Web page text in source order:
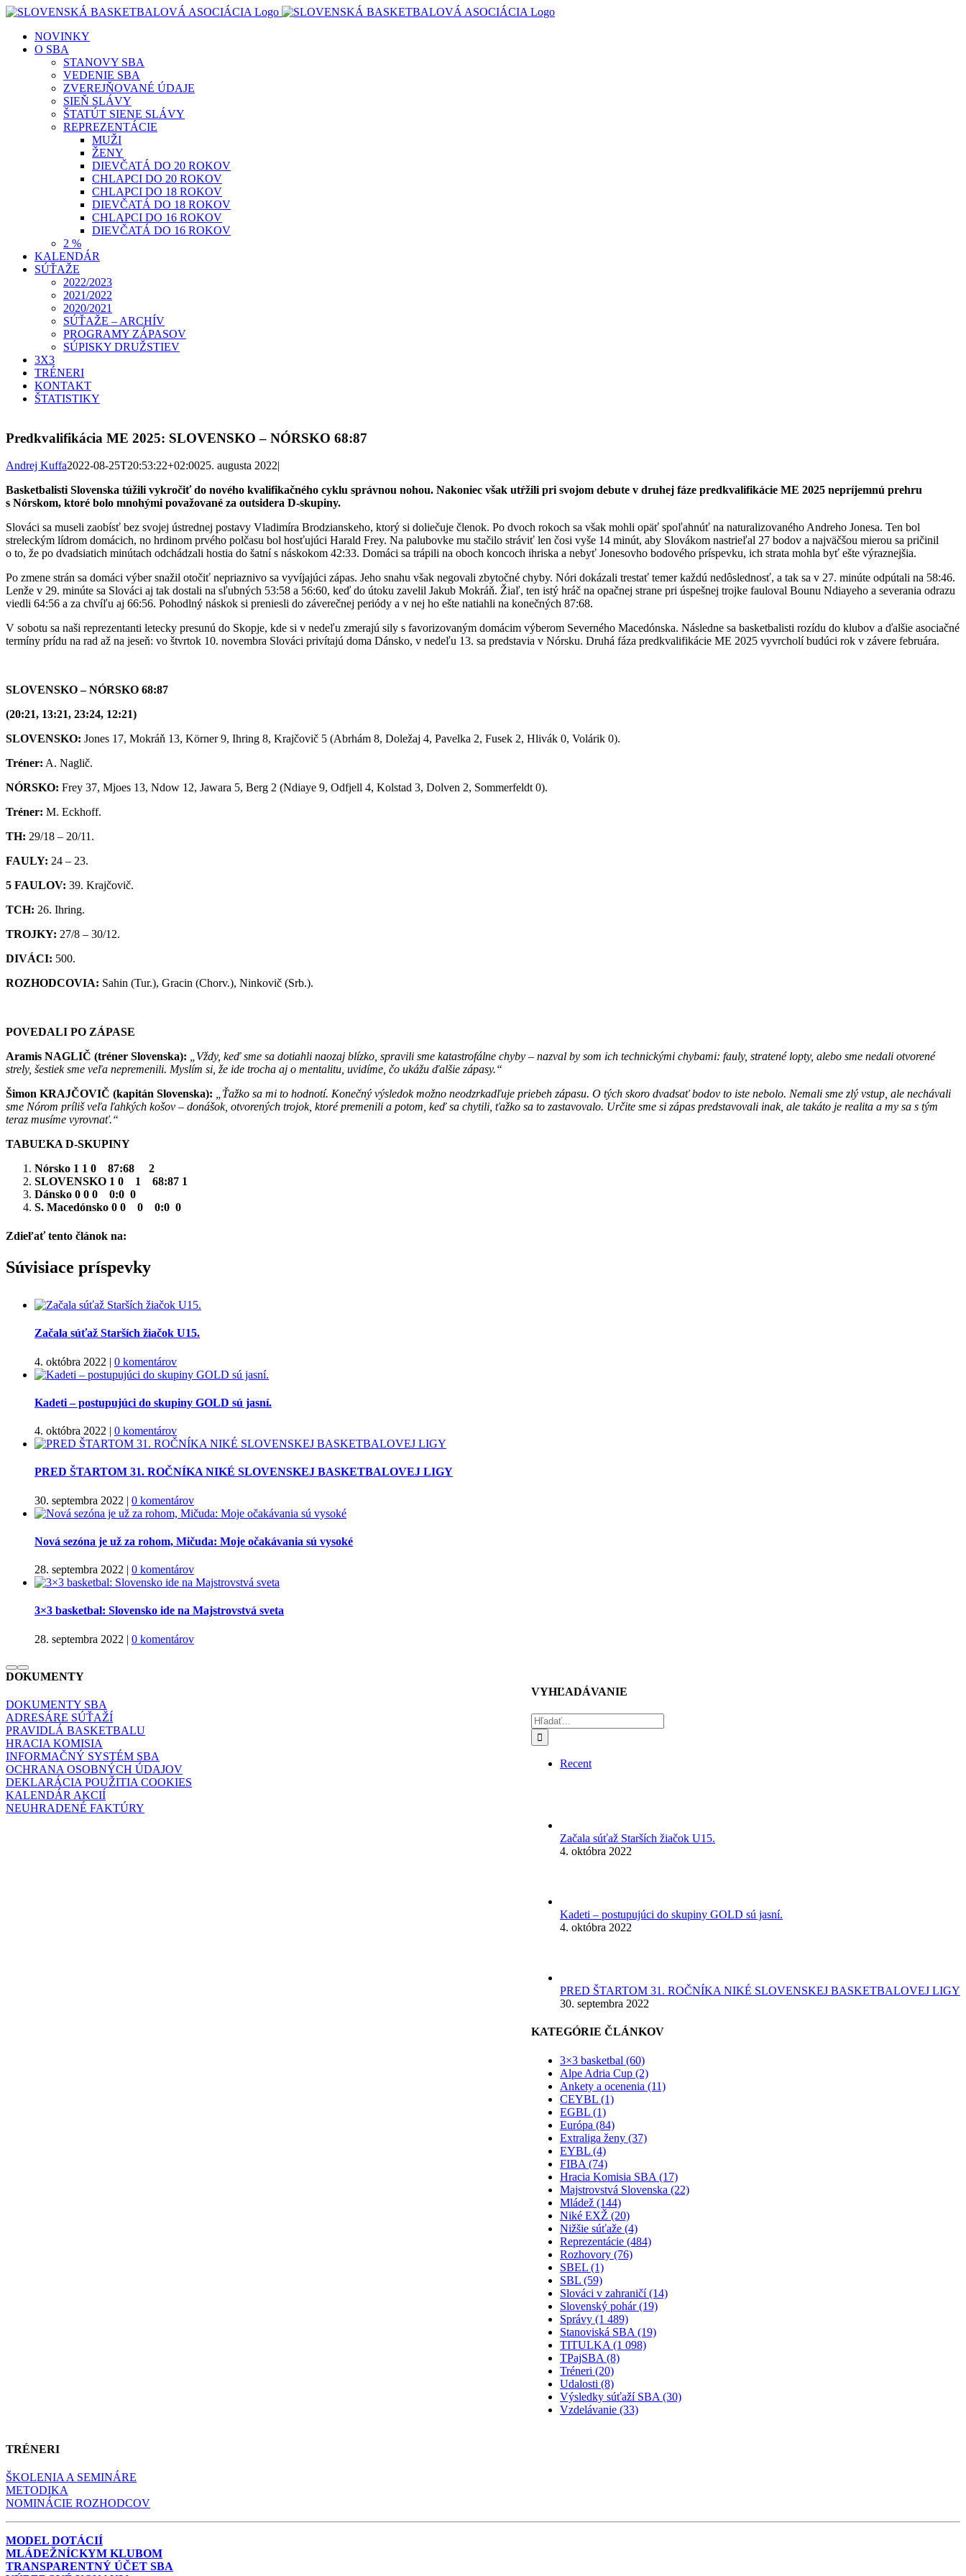
Skip
contentNOVINKY
O SBA
STANOVY SBA
VEDENIE SBA
ZVEREJŇOVANÉ ÚDAJE
SIEŇ SLÁVY
ŠTATÚT SIENE SLÁVY
REPREZENTÁCIE
MUŽI
ŽENY
DIEVČATÁ DO 20 ROKOV
CHLAPCI DO 20 ROKOV
CHLAPCI DO 18 ROKOV
DIEVČATÁ DO 18 ROKOV
CHLAPCI DO 16 ROKOV
DIEVČATÁ DO 16 ROKOV
2 %
KALENDÁR
SÚŤAŽE
2022/2023
2021/2022
2020/2021
SÚŤAŽE – ARCHÍV
PROGRAMY ZÁPASOV
SÚPISKY DRUŽSTIEV
3X3
TRÉNERI
KONTAKT
ŠTATISTIKY
Predkvalifikácia ME 2025: SLOVENSKO – NÓRSKO 68:87
Andrej Kuffa2022-08-25T20:53:22+02:0025. augusta 2022|
Basketbalisti Slovenska túžili vykročiť do nového kvalifikačného cyklu správnou nohou. Nakoniec však utŕžili pri svojom debute v druhej fáze predkvalifikácie ME 2025 nepríjemnú prehru
s Nórskom, ktoré bolo mnohými považované za outsidera D-skupiny.
Slováci sa museli zaobísť bez svojej ústrednej postavy Vladimíra Brodzianskeho, ktorý si doliečuje členok. Po dvoch rokoch sa však mohli opäť spoľahnúť na naturalizovaného Andreho Jonesa. Ten bol
streleckým lídrom domácich, no hrdinom prvého polčasu bol hosťujúci Harald Frey. Na palubovke mu stačilo stráviť len čosi vyše 14 minút, aby Slovákom nastrieľal 27 bodov a najväčšou mierou sa pričinil
o to, že po dvadsiatich minútach odchádzali hostia do šatní s náskokom 42:33. Domáci sa trápili na oboch koncoch ihriska a nebyť Jonesovho bodového príspevku, ich strata mohla byť ešte výraznejšia.
Po zmene strán sa domáci výber snažil otočiť nepriaznivo sa vyvíjajúci zápas. Jeho snahu však negovali zbytočné chyby. Nóri dokázali trestať temer každú nedôslednosť, a tak sa v 27. minúte odpútali na 58:46.
Lenže v 29. minúte sa Slováci aj tak dostali na sľubných 53:58 a 56:60, keď do útoku zavelil Jakub Mokráň. Žiaľ, ten istý hráč na opačnej strane pri úspešnej trojke fauloval Bounu Ndiayeho a severania odrazu
viedli 64:56 a za chvíľu aj 66:56. Pohodlný náskok si preniesli do záverečnej periódy a v nej ho ešte natiahli na konečných 87:68.
V sobotu sa naši reprezentanti letecky presunú do Skopje, kde si v nedeľu zmerajú sily s favorizovaným domácim výberom Severného Macedónska. Následne sa basketbalisti rozídu do klubov a ďalšie asociačné
termíny prídu na rad až na jeseň: vo štvrtok 10. novembra Slováci privítajú doma Dánsko, v nedeľu 13. sa predstavia v Nórsku. Druhá fáza predkvalifikácie ME 2025 vyvrcholí budúci rok v závere februára.
SLOVENSKO – NÓRSKO 68:87
(20:21, 13:21, 23:24, 12:21)
SLOVENSKO: Jones 17, Mokráň 13, Körner 9, Ihring 8, Krajčovič 5 (Abrhám 8, Doležaj 4, Pavelka 2, Fusek 2, Hlivák 0, Volárik 0).
Tréner: A. Naglič.
NÓRSKO: Frey 37, Mjoes 13, Ndow 12, Jawara 5, Berg 2 (Ndiaye 9, Odfjell 4, Kolstad 3, Dolven 2, Sommerfeldt 0).
Tréner: M. Eckhoff.
TH: 29/18 – 20/11.
FAULY: 24 – 23.
5 FAULOV: 39. Krajčovič.
TCH: 26. Ihring.
TROJKY: 27/8 – 30/12.
DIVÁCI: 500.
ROZHODCOVIA: Sahin (Tur.), Gracin (Chorv.), Ninkovič (Srb.).
POVEDALI PO ZÁPASE
Aramis NAGLIČ (tréner Slovenska): „Vždy, keď sme sa dotiahli naozaj blízko, spravili sme katastrofálne chyby – nazval by som ich technickými chybami: fauly, stratené lopty, alebo sme nedali otvorené
strely, šestiek sme veľa nepremenili. Myslím si, že ide trocha aj o mentalitu, uvidíme, čo ukážu ďalšie zápasy.“
Šimon KRAJČOVIČ (kapitán Slovenska): „Ťažko sa mi to hodnotí. Konečný výsledok možno neodzrkadľuje priebeh zápasu. O tých skoro dvadsať bodov to iste nebolo. Nemali sme zlý vstup, ale nechávali
sme Nórom príliš veľa ľahkých košov – donášok, otvorených trojok, ktoré premenili a potom, keď sa chytili, ťažko sa to zastavovalo. Určite sme si zápas predstavovali inak, ale takáto je realita a my sa s tým
teraz musíme vyrovnať.“
TABUĽKA D-SKUPINY
Nórsko 1 1 0 87:68 2
SLOVENSKO 1 0 1 68:87 1
Dánsko 0 0 0 0:0 0
S. Macedónsko 0 0 0 0:0 0
Zdieľať tento článok na:
Facebook
Twitter
Súvisiace príspevky
Začala súťaž Starších žiačok U15.
4. októbra 2022 | 0 komentárov
Kadeti – postupujúci do skupiny GOLD sú jasní.
4. októbra 2022 | 0 komentárov
PRED ŠTARTOM 31. ROČNÍKA NIKÉ SLOVENSKEJ BASKETBALOVEJ LIGY
30. septembra 2022 | 0 komentárov
Nová sezóna je už za rohom, Mičuda: Moje očakávania sú vysoké
28. septembra 2022 | 0 komentárov
3×3 basketbal: Slovensko ide na Majstrovstvá sveta
28. septembra 2022 | 0 komentárov
VYHĽADÁVANIE
Hľadať:
Recent
Začala súťaž Starších žiačok U15.
4. októbra 2022
Kadeti – postupujúci do skupiny GOLD sú jasní.
4. októbra 2022
PRED ŠTARTOM 31. ROČNÍKA NIKÉ SLOVENSKEJ BASKETBALOVEJ LIGY
30. septembra 2022
KATEGÓRIE ČLÁNKOV
3×3 basketbal (60)
Alpe Adria Cup (2)
Ankety a ocenenia (11)
CEYBL (1)
EGBL (1)
Európa (84)
Extraliga ženy (37)
EYBL (4)
FIBA (74)
Hracia Komisia SBA (17)
Majstrovstvá Slovenska (22)
Mládež (144)
Niké EXŽ (20)
Nižšie súťaže (4)
Reprezentácie (484)
Rozhovory (76)
SBEL (1)
SBL (59)
Slováci v zahraničí (14)
Slovenský pohár (19)
Správy (1 489)
Stanoviská SBA (19)
TITULKA (1 098)
TPajSBA (8)
Tréneri (20)
Udalosti (8)
Výsledky súťaží SBA (30)
Vzdelávanie (33)
DOKUMENTY
DOKUMENTY SBA
ADRESÁRE SÚŤAŽÍ
PRAVIDLÁ BASKETBALU
HRACIA KOMISIA
INFORMAČNÝ SYSTÉM SBA
OCHRANA OSOBNÝCH ÚDAJOV
DEKLARÁCIA POUŽITIA COOKIES
KALENDÁR AKCIÍ
NEUHRADENÉ FAKTÚRY
TRÉNERI
ŠKOLENIA A SEMINÁRE
METODIKA
NOMINÁCIE ROZHODCOV
MODEL DOTÁCIÍ
MLÁDEŽNÍCKYM KLUBOM
TRANSPARENTNÝ ÚČET SBA